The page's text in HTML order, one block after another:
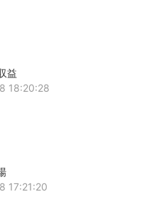
益
18:20:28
17:21:20